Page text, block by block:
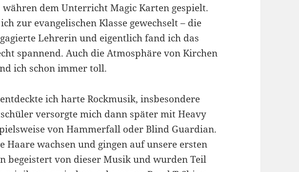
dem Unterricht Magic Karten gespielt.
zur evangelischen Klasse gewechselt – die
Lehrerin und eigentlich fand ich das
spannend. Auch die Atmosphäre von Kirchen
ich schon immer toll.
ich harte Rockmusik, insbesondere
versorgte mich dann später mit Heavy
von Hammerfall oder Blind Guardian.
Haare wachsen und gingen auf unsere ersten
begeistert von dieser Musik und wurden Teil